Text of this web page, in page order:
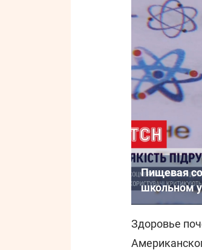
Пищевая
школьном
Здоровье